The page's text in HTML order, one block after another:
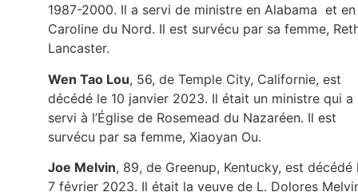
1987-2000. Il a servi de ministre en Alabama et en
Caroline du Nord. Il est survécu par sa femme,
Lancaster.
Wen Tao Lou, 56, de Temple City, Californie, est
décédé le 10 janvier 2023. Il était un ministre qui a
servi à l’Église de Rosemead du Nazaréen. Il est
survécu par sa femme, Xiaoyan Ou.
Joe Melvin, 89, de Greenup, Kentucky, est décédé
7 février 2023. Il était la veuve de L. Dolores